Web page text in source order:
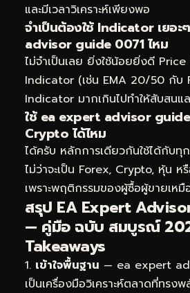
และมีเวลาวิเคราะห์เพียงพอ
จำเป็นต้องใช้ Indicator เยอ
advisor guide 0071 ไหม
ไม่จำเป็นเลย ยิ่งใช้น้อยยิ่งดี
Indicator (เช่น EMA 20/50 กับ
Indicator มากเกินไปทำให้สับสนแ
ใช้ ea expert advisor
Crypto ได้ไหม
ได้ครับ หลักการเดียวกันใช้ได้กับทุ
ไม่ว่าจะเป็น Forex, Crypto, หุ้น
เพราะพฤติกรรมของผู้ซื้อผู้ขายเห
สรุป EA Expert Advisor
— คู่มือ ฉบับ สมบูรณ์
Takeaways
เข้าใจพื้นฐาน — ea expert
เป็นเครื่องมือวิเคราะห์ตลาดที่ทรง